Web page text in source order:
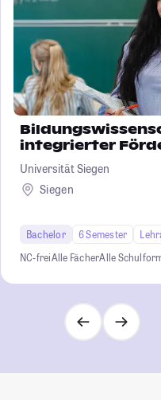
integrierter
Universität Siegen
Siegen
Bachelor 6 Semester
NC-freiAlle FächerAlle